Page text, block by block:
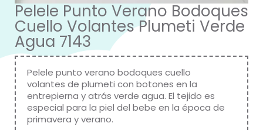
Pelele Punto Verano Bodoques
Cuello Volantes Plumeti Verde
Agua 7143
Pelele punto verano bodoques cuello
volantes de plumeti con botones en la
entrepierna y atrás verde agua. El tejido es
especial para la piel del bebe en la época de
primavera y verano.